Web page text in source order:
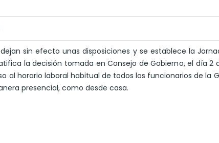
sin efecto unas disposiciones y se establece la
la decisión tomada en Consejo de Gobierno, el día 2
al horario laboral habitual de todos los funcionarios de la
presencial, como desde casa.